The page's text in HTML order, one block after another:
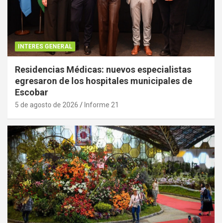
INTERES GENERAL
Residencias Médicas: nuevos especialistas
egresaron de los hospitales municipales de
Escobar
5 de agosto de 2026 Informe 21